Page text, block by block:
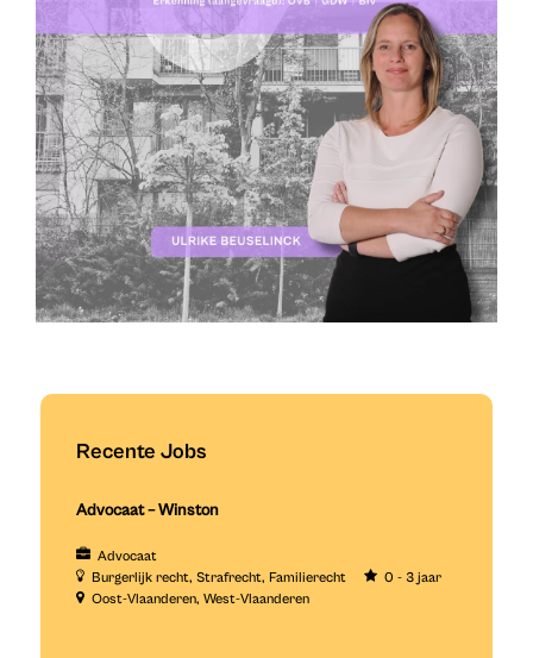
Recente Jobs
Advocaat – Winston
Advocaat
Burgerlijk recht Strafrecht Familierecht
0 - 3 jaar
Oost-Vlaanderen West-Vlaanderen